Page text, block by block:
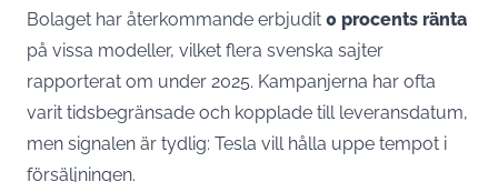
Bolaget har återkommande erbjudit 0 procents ränta
på vissa modeller, vilket flera svenska sajter
rapporterat om under 2025. Kampanjerna har ofta
varit tidsbegränsade och kopplade till leveransdatum,
men signalen är tydlig: Tesla vill hålla uppe tempot i
försäljningen.